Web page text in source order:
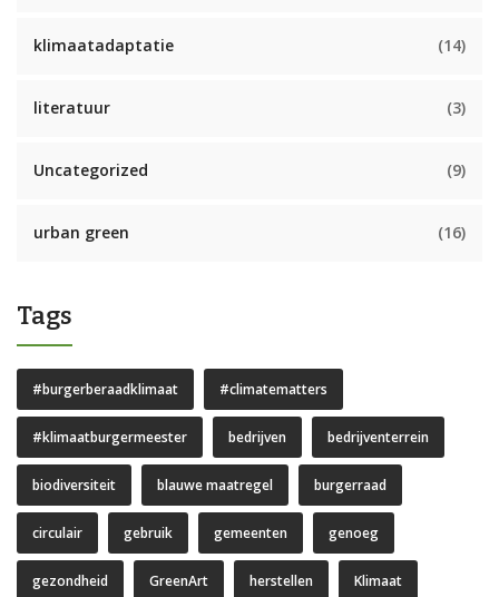
klimaatadaptatie (14)
literatuur (3)
Uncategorized (9)
urban green (16)
Tags
#burgerberaadklimaat #climatematters
#klimaatburgermeester bedrijven bedrijventerrein
biodiversiteit blauwe maatregel burgerraad
circulair gebruik gemeenten genoeg
gezondheid GreenArt herstellen Klimaat